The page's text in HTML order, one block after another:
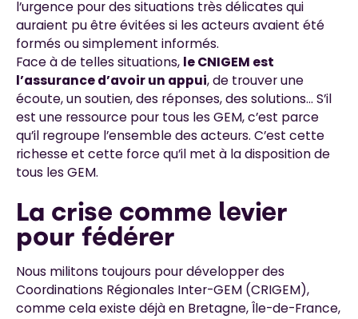
l’urgence pour des situations très délicates qui
auraient pu être évitées si les acteurs avaient été
formés ou simplement informés.
Face à de telles situations, le CNIGEM est
l’assurance d’avoir un appui, de trouver une
écoute, un soutien, des réponses, des solutions… S’il
est une ressource pour tous les GEM, c’est parce
qu’il regroupe l’ensemble des acteurs. C’est cette
richesse et cette force qu’il met à la disposition de
tous les GEM.
La crise comme levier
pour fédérer
Nous militons toujours pour développer des
Coordinations Régionales Inter-GEM (CRIGEM),
comme cela existe déjà en Bretagne, Île-de-France,